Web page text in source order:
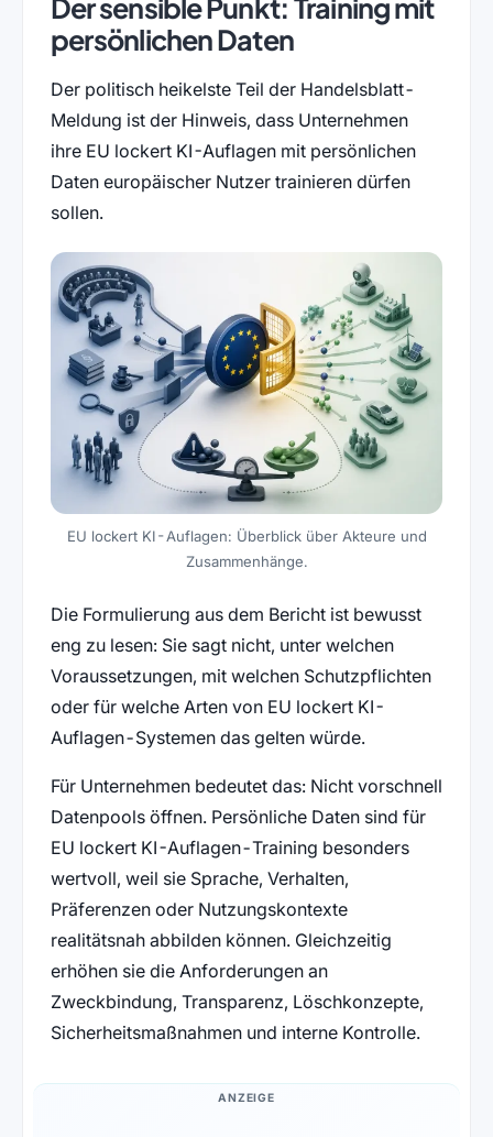
Der sensible Punkt: Training mit
persönlichen Daten
Der politisch heikelste Teil der Handelsblatt-
Meldung ist der Hinweis, dass Unternehmen
ihre EU lockert KI-Auflagen mit persönlichen
Daten europäischer Nutzer trainieren dürfen
sollen.
EU lockert KI-Auflagen: Überblick über Akteure und
Zusammenhänge.
Die Formulierung aus dem Bericht ist bewusst
eng zu lesen: Sie sagt nicht, unter welchen
Voraussetzungen, mit welchen Schutzpflichten
oder für welche Arten von EU lockert KI-
Auflagen-Systemen das gelten würde.
Für Unternehmen bedeutet das: Nicht vorschnell
Datenpools öffnen. Persönliche Daten sind für
EU lockert KI-Auflagen-Training besonders
wertvoll, weil sie Sprache, Verhalten,
Präferenzen oder Nutzungskontexte
realitätsnah abbilden können. Gleichzeitig
erhöhen sie die Anforderungen an
Zweckbindung, Transparenz, Löschkonzepte,
Sicherheitsmaßnahmen und interne Kontrolle.
ANZEIGE